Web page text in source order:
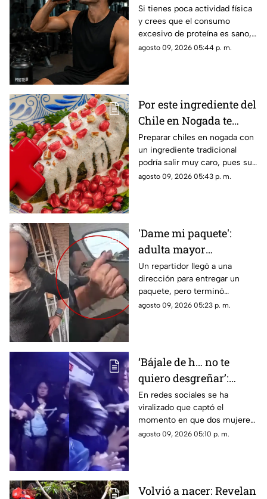
CONSUMO excesivo de
PROTEÍNA; así afecta a
tu salud
Si tienes poca actividad física
y crees que el consumo
excesivo de proteína es sano,
es probable que no sea así, ya
agosto 09, 2026 05:44 p. m.
Por este ingrediente del
Chile en Nogada te
puedes ganar una
GIGANTESCA MULTA;
¡incluso podrías ir a la
CÁRCEL!
Preparar chiles en nogada con
un ingrediente tradicional
podría salir muy caro, pues su
uso está prohibido y
agosto 09, 2026 05:43 p. m.
'Dame mi paquete':
adulta mayor
protagoniza PELEA con
repartidor y termina
ROBANDO su celular |
+VIDEO
Un repartidor llegó a una
dirección para entregar un
paquete, pero terminó
involucrado en una discusión
agosto 09, 2026 05:23 p. m.
‘Bájale de h… no te
quiero desgreñar’:
Mujeres pelean en
pleno transporte
público (+VIDEO)
En redes sociales se ha
viralizado que captó el
momento en que dos mujeres
pelean dentro del transporte
agosto 09, 2026 05:10 p. m.
Volvió a nacer: Revelan